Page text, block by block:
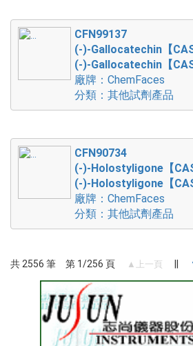
CFN99137
(-)-Gallocatechin【
(-)-Gallocatechin【
廠牌：ChemFaces
分類：其他試劑產品
CFN90734
(-)-Holostyligone【
(-)-Holostyligone【
廠牌：ChemFaces
分類：其他試劑產品
共 2556 筆 第 1/256 頁 ▲上一頁